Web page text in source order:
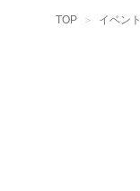
TOP イベント